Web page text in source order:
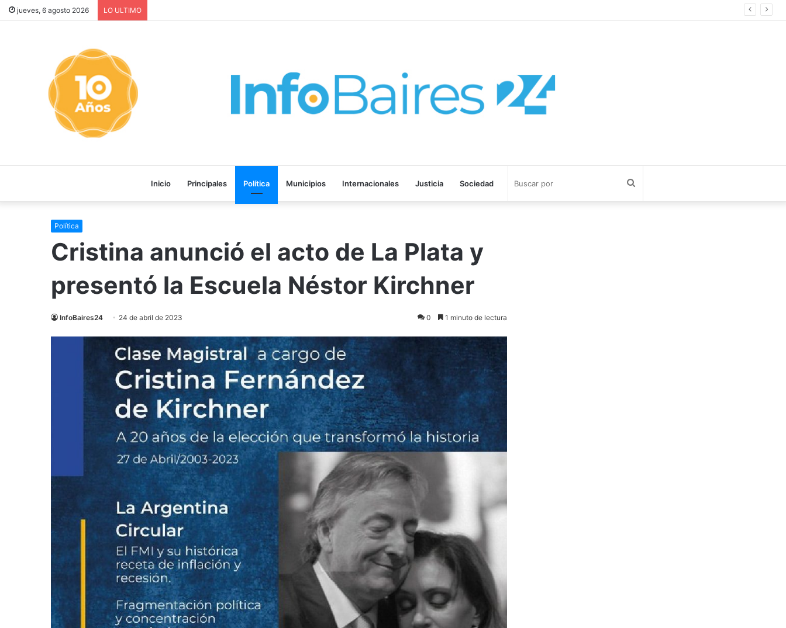
jueves, 6 agosto 2026 LO ULTIMO
Inicio Principales Política Municipios Internacionales Justicia Sociedad
Política
Cristina anunció el acto de La Plata y
presentó la Escuela Néstor Kirchner
InfoBaires24 24 de abril de 2023 0 1 minuto de lectura